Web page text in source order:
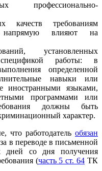
профессионально-
качеств требованиям
влияют на
установленных
спецификой работы: в
определенной
навыки или
иностранными языками,
программами или
должны быть
характер.
что работодатель обязан
в переводе в письменной
дней со дня получения
(часть 5 ст. 64 ТК